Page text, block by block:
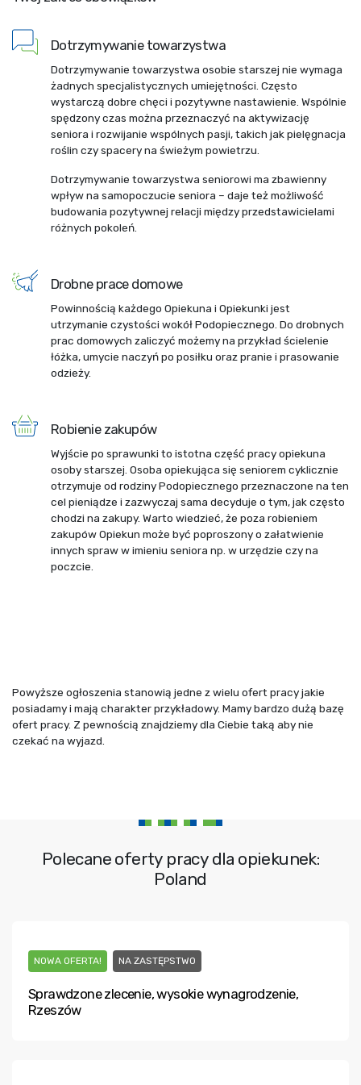
Dotrzymywanie towarzystwa
Dotrzymywanie towarzystwa osobie starszej nie wymaga
żadnych specjalistycznych umiejętności. Często
wystarczą dobre chęci i pozytywne nastawienie. Wspólnie
spędzony czas można przeznaczyć na aktywizację
seniora i rozwijanie wspólnych pasji, takich jak pielęgnacja
roślin czy spacery na świeżym powietrzu.
Dotrzymywanie towarzystwa seniorowi ma zbawienny
wpływ na samopoczucie seniora – daje też możliwość
budowania pozytywnej relacji między przedstawicielami
różnych pokoleń.
Drobne prace domowe
Powinnością każdego Opiekuna i Opiekunki jest
utrzymanie czystości wokół Podopiecznego. Do drobnych
prac domowych zaliczyć możemy na przykład ścielenie
łóżka, umycie naczyń po posiłku oraz pranie i prasowanie
odzieży.
Robienie zakupów
Wyjście po sprawunki to istotna część pracy opiekuna
osoby starszej. Osoba opiekująca się seniorem cyklicznie
otrzymuje od rodziny Podopiecznego przeznaczone na ten
cel pieniądze i zazwyczaj sama decyduje o tym, jak często
chodzi na zakupy. Warto wiedzieć, że poza robieniem
zakupów Opiekun może być poproszony o załatwienie
innych spraw w imieniu seniora np. w urzędzie czy na
poczcie.
Powyższe ogłoszenia stanowią jedne z wielu ofert pracy jakie
posiadamy i mają charakter przykładowy. Mamy bardzo dużą bazę
ofert pracy. Z pewnością znajdziemy dla Ciebie taką aby nie
czekać na wyjazd.
Polecane oferty pracy dla opiekunek:
Poland
NOWA OFERTA! NA ZASTĘPSTWO
Sprawdzone zlecenie, wysokie wynagrodzenie,
Rzeszów